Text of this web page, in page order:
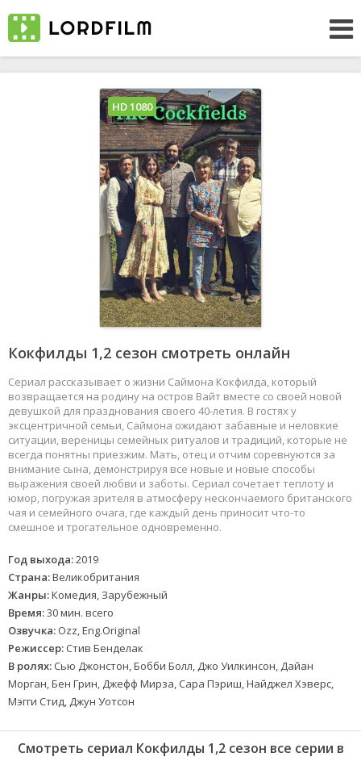
Кокфилды 1,2 сезон смотреть онлайн
Сериал рассказывает о жизни Саймона Кокфилда, который
возвращается на родину на остров Вайт вместе со своей новой
девушкой для празднования своего 40-летия. В гостях у
эксцентричной семьи, Саймона ожидают забавные и неловкие
ситуации, вереницы семейных ритуалов и традиций, которые не
всегда понятны приезжим. Мать, отец и отчим соревнуются за
внимание сына, демонстрируя все новые и новые способы
выражения своей любви и заботы. Сериал сочетает теплоту и
юмор, погружая зрителя в атмосферу нескончаемого британского
чая и семейного очага, где каждый день приносит что-то
смешное и трогательное одновременно.
Год выхода:2019
Страна:Великобритания
Жанры:Комедия, Зарубежный
Время:30 мин. всего
Озвучка: Ozz, Eng.Original
Режиссер: Стив Бенделак
В ролях: Сью Джонстон, Бобби Болл, Джо Уилкинсон, Дайан
Морган, Бен Грин, Джефф Мирза, Сара Пэриш, Найджел Хэверс,
Мэгги Стид, Джун Уотсон
HD 1080
Смотреть сериал Кокфилды 1,2 сезон все серии в